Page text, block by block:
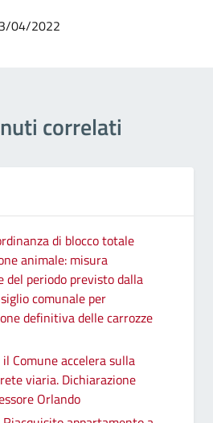
04/2022
correlati
di blocco totale
animale: misura
del periodo previsto dalla
comunale per
definitiva delle carrozze
Comune accelera sulla
viaria. Dichiarazione
Orlando